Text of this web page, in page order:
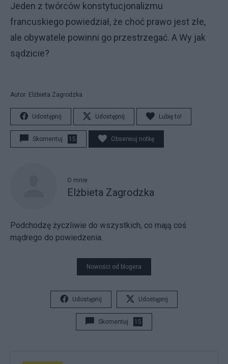
Jeden z twórców konstytucjonalizmu
francuskiego powiedział, że choć prawo jest złe,
ale obywatele powinni go przestrzegać. A Wy jak
sądzicie?
Autor: Elżbieta Zagrodzka
Udostępnij Udostępnij Lubię to!
Skomentuj 15 Obserwuj notkę
O mnie
Elżbieta Zagrodzka
Podchodzę życzliwie do wszystkich, co mają coś
mądrego do powiedzenia.
Nowości od blogera
Udostępnij Udostępnij
Skomentuj 15